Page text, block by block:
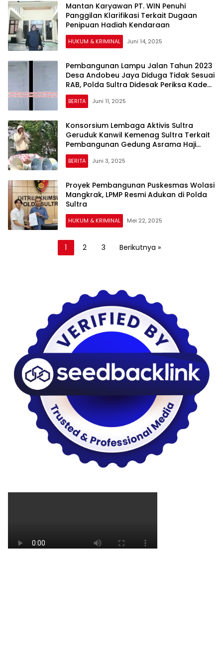
Mantan Karyawan PT. WIN Penuhi
Panggilan Klarifikasi Terkait Dugaan
Penipuan Hadiah Kendaraan
HUKUM & KRIMINAL Juni 14, 2025
Pembangunan Lampu Jalan Tahun 2023
Desa Andobeu Jaya Diduga Tidak Sesuai
RAB, Polda Sultra Didesak Periksa Kades
dan TPK
BERITA Juni 11, 2025
Konsorsium Lembaga Aktivis Sultra
Geruduk Kanwil Kemenag Sultra Terkait
Pembangunan Gedung Asrama Haji
yang Terbengkalai
BERITA Juni 3, 2025
Proyek Pembangunan Puskesmas Wolasi
Mangkrak, LPMP Resmi Adukan di Polda
Sultra
HUKUM & KRIMINAL Mei 22, 2025
1 2 3 Berikutnya »